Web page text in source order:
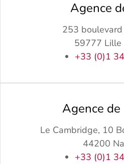
Agence
253
59777 Lille
+33 (0)1
Agence
Le Cambridge, 10
44200
+33 (0)1